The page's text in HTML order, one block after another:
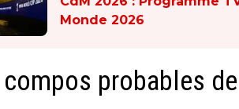
Monde 2026
probables